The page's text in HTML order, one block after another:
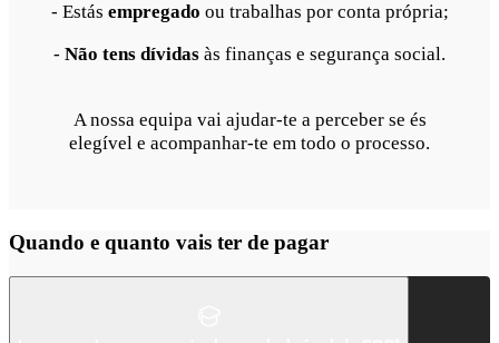
- Estás empregado ou trabalhas por conta própria;
- Não tens dívidas às finanças e segurança social.
A nossa equipa vai ajudar-te a perceber se és
elegível e acompanhar-te em todo o processo.
Quando e quanto vais ter de pagar